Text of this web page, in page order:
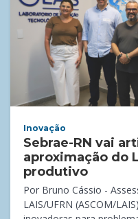
Inovação
Sebrae-RN vai
aproximação do
produtivo
Por Bruno Cássio -
LAIS/UFRN (ASCOM/